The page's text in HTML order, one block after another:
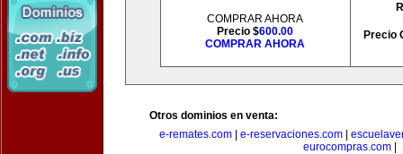
COMPRAR AHORA
Precio $600.00
COMPRAR AHORA
Precio
Otros dominios en venta:
e-remates.com| e-reservaciones.com|
eurocompras.com